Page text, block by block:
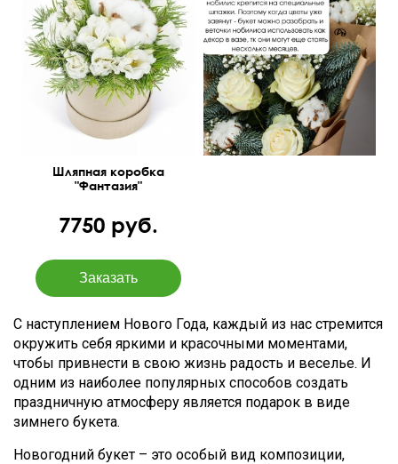
Пихта, хлопок,
лизиантусы.
Шляпная коробка
"Фантазия"
7750 руб.
С наступлением Нового Года, каждый из нас стремится
окружить себя яркими и красочными моментами,
чтобы привнести в свою жизнь радость и веселье. И
одним из наиболее популярных способов создать
праздничную атмосферу является подарок в виде
зимнего букета.
Новогодний букет – это особый вид композиции,